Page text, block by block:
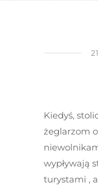
Kiedyś,
żeglarzom
wypływają
turystami ,